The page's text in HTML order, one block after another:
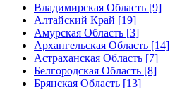
Владимирская Область [9]
Алтайский Край [19]
Амурская Область [3]
Архангельская Область [14]
Астраханская Область [7]
Белгородская Область [8]
Брянская Область [13]